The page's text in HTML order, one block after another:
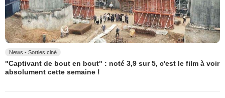
News - Sorties ciné
"Captivant de bout en bout" : noté 3,9 sur 5, c'est le film à voir
absolument cette semaine !